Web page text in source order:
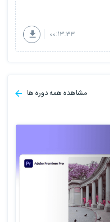
00:13:33
مشاهده همه دوره ها